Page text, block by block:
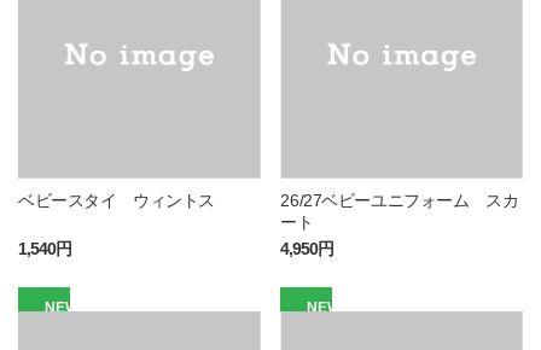
ベビースタイ ウィントス
1,540円
26/27ベビーユニフォーム スカ
ート
4,950円
NEW NEW